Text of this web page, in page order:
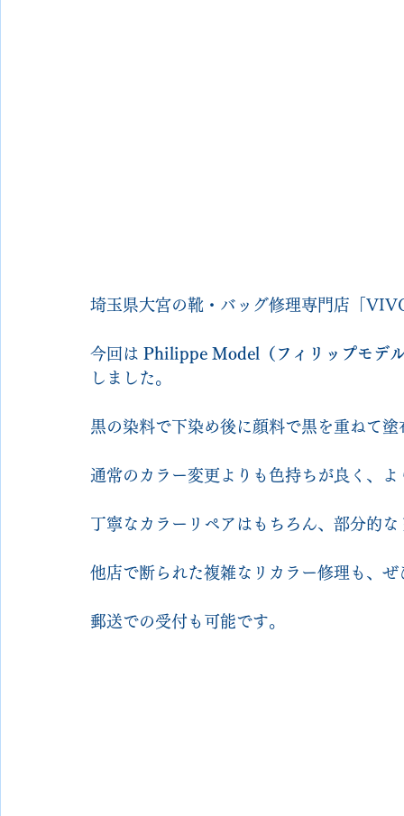
埼玉県大宮の靴・バッグ修理専門店「
今回は Philippe Model（フィリップモデ
しました。
黒の染料で下染め後に顔料で黒を重ねて塗
通常のカラー変更よりも色持ちが良く、
丁寧なカラーリペアはもちろん、部分的
他店で断られた複雑なリカラー修理も、
郵送での受付も可能です。